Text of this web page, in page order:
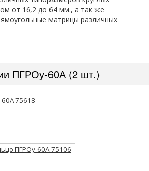
от 16,2 до 64 мм., а так же
матрицы различных
ПГРОу-60А (2 шт.)
75618
ПГРОу-60А 75106